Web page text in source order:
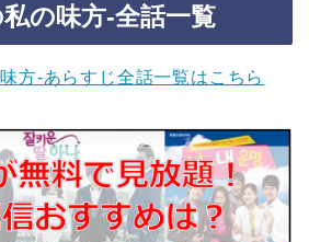
の味方-全話一覧
方-あらすじ全話一覧はこちら